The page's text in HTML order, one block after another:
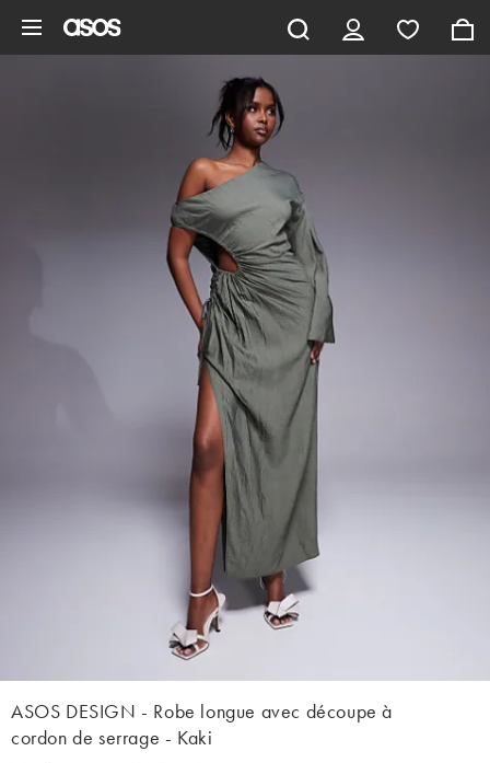
ASOS DESIGN - Robe longue avec découpe à
cordon de serrage - Kaki